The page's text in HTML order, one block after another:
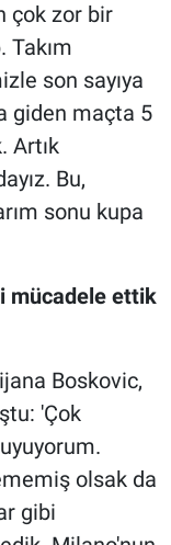
çok zor bir
Takım
son sayıya
giden maçta 5
Artık
Bu,
sonu kupa
mücadele ettik
Boskovic,
'Çok
olsak da
gibi